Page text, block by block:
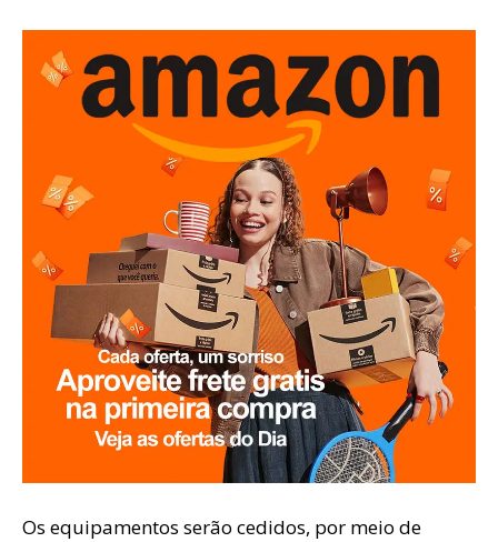
Os equipamentos serão cedidos, por meio de